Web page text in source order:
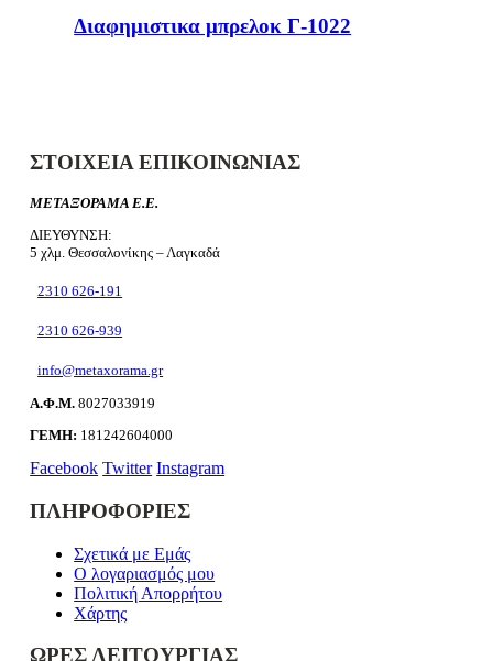
Διαφημιστικα μπρελοκ Γ-1022
ΣΤΟΙΧΕΙΑ ΕΠΙΚΟΙΝΩΝΙΑΣ
ΜΕΤΑΞΟΡΑΜΑ Ε.Ε.
ΔΙΕΥΘΥΝΣΗ:
5 χλμ. Θεσσαλονίκης – Λαγκαδά
2310 626-191
2310 626-939
info@metaxorama.gr
Α.Φ.Μ. 8027033919
ΓΕΜΗ: 181242604000
Facebook Twitter Instagram
ΠΛΗΡΟΦΟΡΙΕΣ
Σχετικά με Εμάς
Ο λογαριασμός μου
Πολιτική Απορρήτου
Χάρτης
ΩΡΕΣ ΛΕΙΤΟΥΡΓΙΑΣ